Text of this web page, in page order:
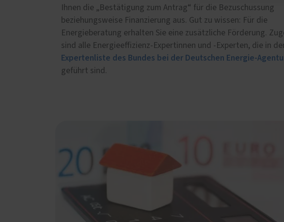
Ihnen die „Bestätigung zum Antrag“ für die Bezuschussung
beziehungsweise Finanzierung aus. Gut zu wissen: Für die
Energieberatung erhalten Sie eine zusätzliche Förderung.
sind alle Energieeffizienz-Expertinnen und -Experten, die in
Expertenliste des Bundes bei der Deutschen Energie-
geführt sind.